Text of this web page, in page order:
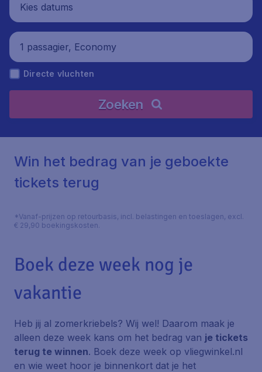
Kies datums
1 passagier, Economy
Directe vluchten
Zoeken
Win het bedrag van je geboekte
tickets terug
*Vanaf-prijzen op retourbasis, incl. belastingen en toeslagen, excl.
€ 29,90 boekingskosten.
Boek deze week nog je
vakantie
Heb jij al zomerkriebels? Wij wel! Daarom maak je
alleen deze week kans om het bedrag van je tickets
terug te winnen. Boek deze week op vliegwinkel.nl
en wie weet hoor je binnenkort dat je het